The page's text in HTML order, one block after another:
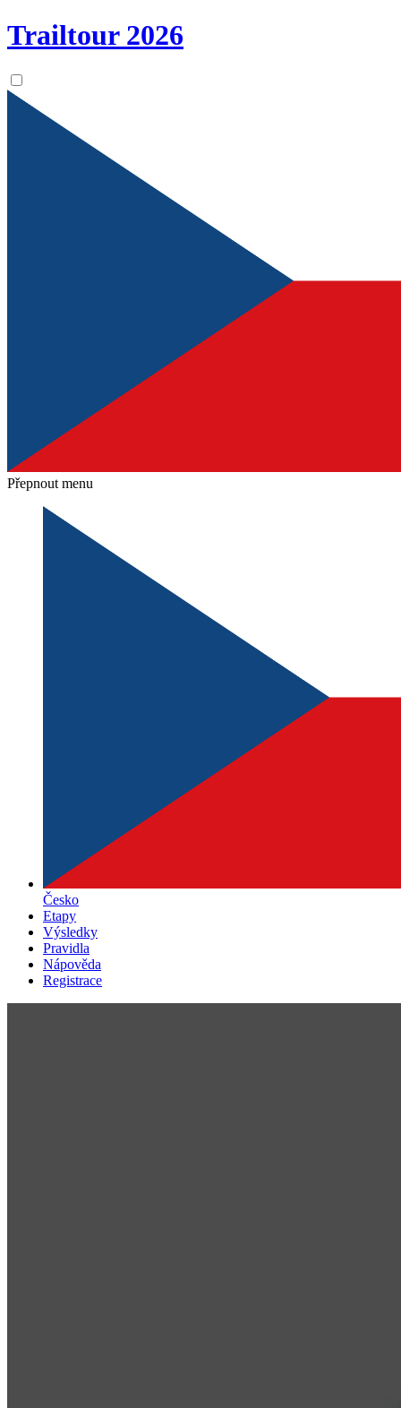
Trailtour 2026
Přepnout menu
Česko
Etapy
Výsledky
Pravidla
Nápověda
Registrace